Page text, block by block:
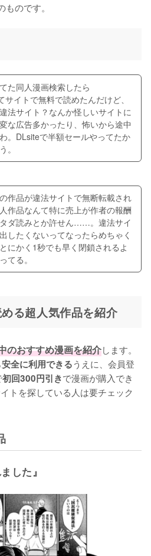
のです。
た同人漫画検索したら
サイトで無料で読めたんだけど、
法サイト？なんか怪しいサイトに
な広告多かったり、怖いから途中
。DLsiteで半額セールやってたか
。
作品が違法サイトで無断転載され
作品なんて特に売上が作者の報酬
ダ読みとか許せん……。違法サイ
したくないってなったらめちゃく
にかく1秒でも早く閉鎖されるよ
てる。
る超人気作品を紹介
のおすすめ漫画を紹介します。
安全に利用できるうえに、会員登
初回300円引きで漫画が購入でき
トを探している人は要チェック
した』